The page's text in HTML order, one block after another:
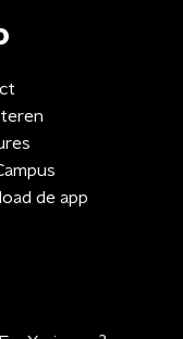
de app